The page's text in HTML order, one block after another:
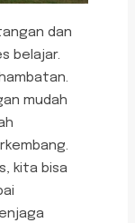
dan
belajar.
mudah
kita bisa